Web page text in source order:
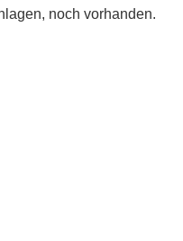
noch vorhanden.